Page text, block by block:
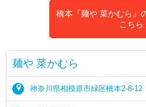
橋本『麺や 菜かむら』
こちら
麺や 菜かむら
神奈川県相模原市緑区橋本2-8-12